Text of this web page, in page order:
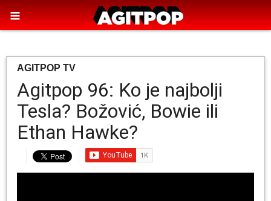
AGITPOP TV
Agitpop 96: Ko je najbolji
Tesla? Božović, Bowie ili
Ethan Hawke?